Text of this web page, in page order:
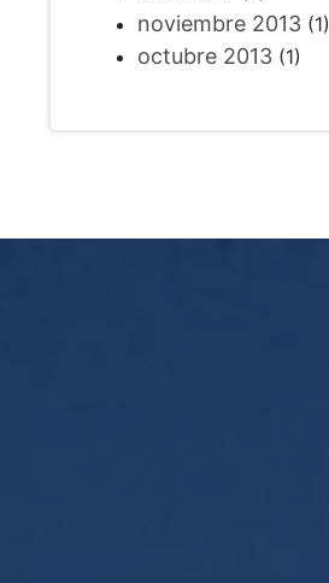
noviembre 2013(1)
octubre 2013(1)